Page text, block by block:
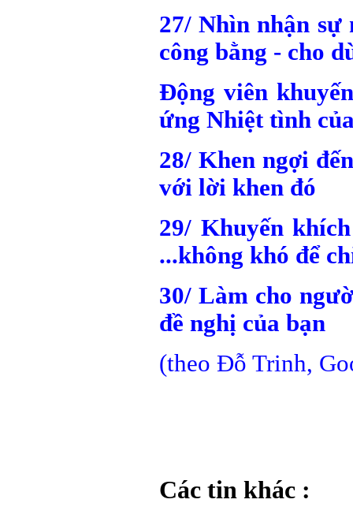
27/ Nhìn nhận sự
công bằng - cho
Động viên
ứng Nhiệt tình
28/ Khen ngợi
với lời khen đó
29/ Khuyến
...không khó để
30/ Làm cho
đề nghị của bạn
(theo Đỗ Trinh,
Các tin khác :